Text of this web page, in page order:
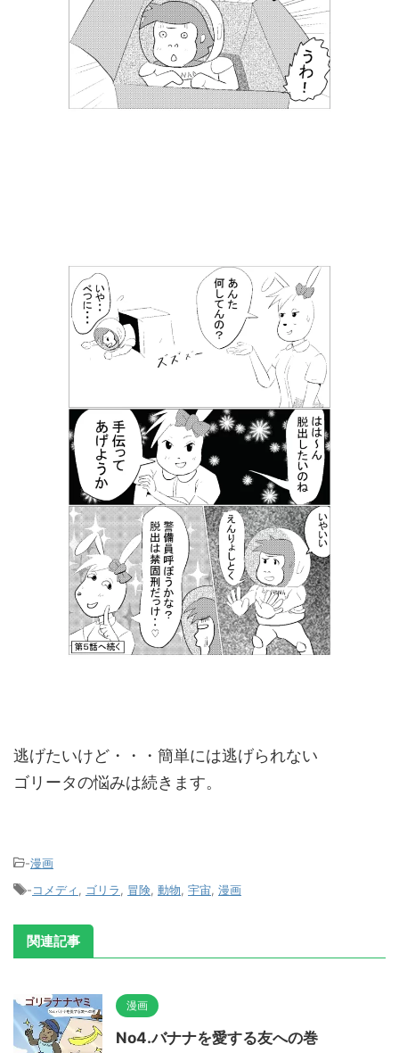
逃げたいけど・・・簡単には逃げられない
ゴリータの悩みは続きます。
-漫画
-コメディ, ゴリラ, 冒険, 動物, 宇宙, 漫画
関連記事
漫画
No4.バナナを愛する友への巻